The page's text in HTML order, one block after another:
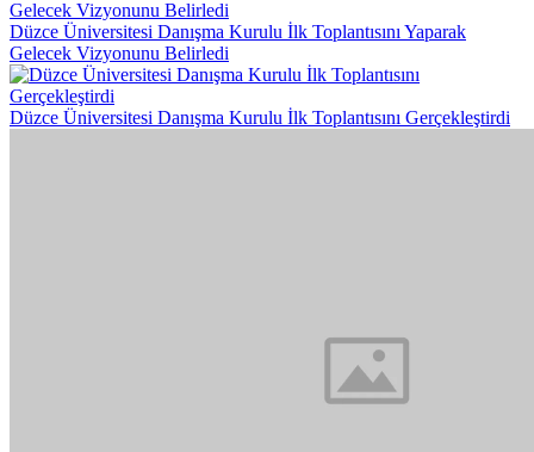
Düzce Üniversitesi Danışma Kurulu İlk Toplantısını Yaparak
Gelecek Vizyonunu Belirledi
Düzce Üniversitesi Danışma Kurulu İlk Toplantısını Gerçekleştirdi